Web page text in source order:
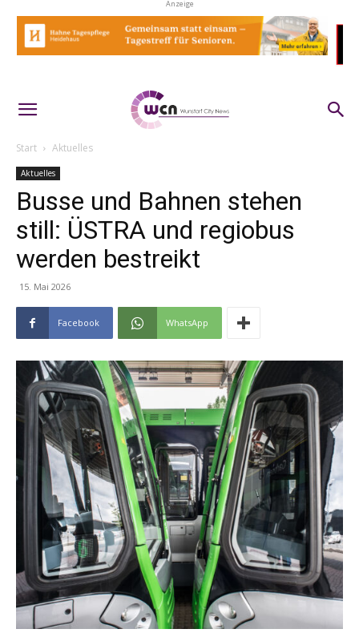
Anzeige
Start Aktuelles
Aktuelles
Busse und Bahnen stehen
still: ÜSTRA und regiobus
werden bestreikt
15. Mai 2026
Facebook WhatsApp